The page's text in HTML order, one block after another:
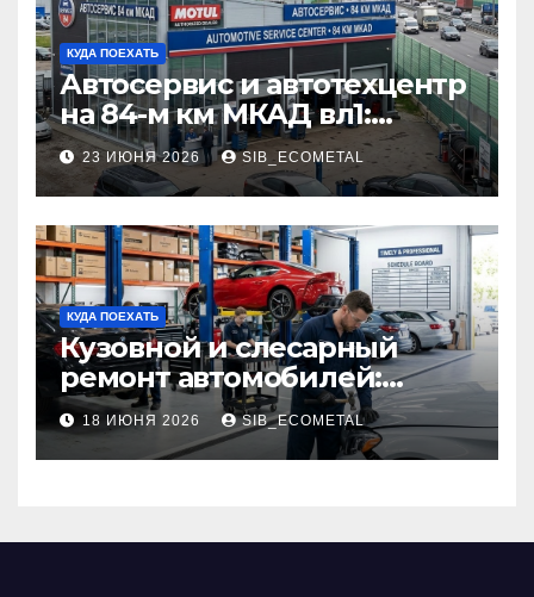
КУДА ПОЕХАТЬ
Автосервис и автотехцентр
на 84-м км МКАД вл1:
описание услуг и режим
работы
23 ИЮНЯ 2026 SIB_ECOMETAL
КУДА ПОЕХАТЬ
Кузовной и слесарный
ремонт автомобилей:
наличие оригинальных
запчастей производителя
и сроки выполнения работ
18 ИЮНЯ 2026 SIB_ECOMETAL